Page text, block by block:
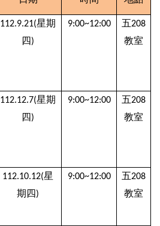
112.9.21(星期
四)
9:00~12:00 五208
教室
112.12.7(星期
四)
9:00~12:00 五208
教室
112.10.12(星
期四)
9:00~12:00 五208
教室